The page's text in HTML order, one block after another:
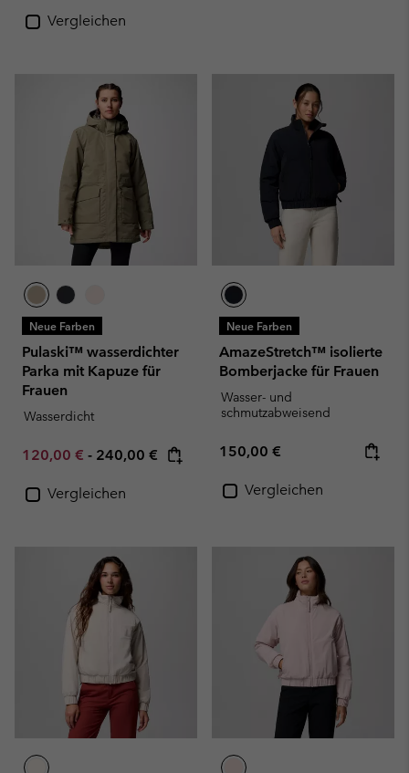
Vergleichen
Neue Farben
Pulaski™ wasserdichter
Parka mit Kapuze für
Frauen
Wasserdicht
Minimum sale price:
120,00 € - Maximum price:
240,00 €
Vergleichen
Neue Farben
AmazeStretch™ isolierte
Bomberjacke für Frauen
Wasser- und
schmutzabweisend
Regular price:
150,00 €
Vergleichen